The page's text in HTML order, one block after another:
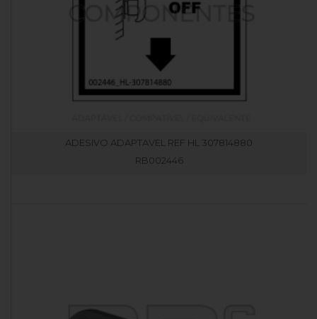
ADESIVO ADAPTAVEL REF HL 307814880
RB002446